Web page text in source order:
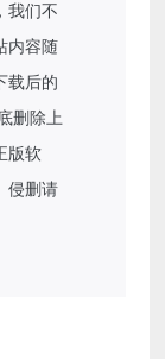
我们不
内容随
载后的
删除上
版软
侵删请